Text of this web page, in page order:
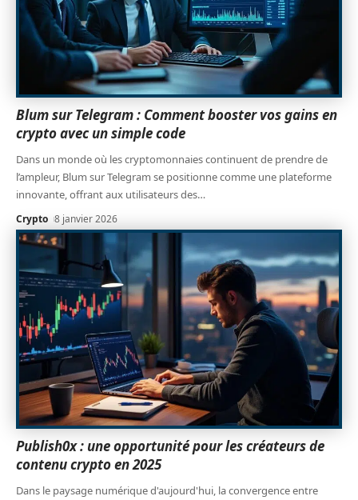
Blum sur Telegram : Comment booster vos gains en
crypto avec un simple code
Dans un monde où les cryptomonnaies continuent de prendre de
l’ampleur, Blum sur Telegram se positionne comme une plateforme
innovante, offrant aux utilisateurs des…
Crypto 8 janvier 2026
Publish0x : une opportunité pour les créateurs de
contenu crypto en 2025
Dans le paysage numérique d'aujourd'hui, la convergence entre